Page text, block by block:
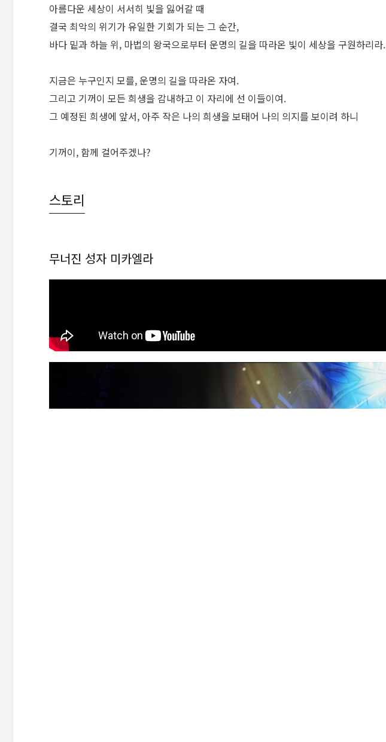
아름다운 세상이 서서히 빛을 잃어갈 때
결국 최악의 위기가 유일한 기회가 되는 그 순간,
바다 밑과 하늘 위, 마법의 왕국으로부터 운명의 길을 따라온 빛이 세상을 구원하리라.
지금은 누구인지 모를, 운명의 길을 따라온 자여.
그리고 기꺼이 모든 희생을 감내하고 이 자리에 선 이들이여.
그 예정된 희생에 앞서, 아주 작은 나의 희생을 보태어 나의 의지를 보이려 하니
기꺼이, 함께 걸어주겠나?
스토리
무너진 성자 미카엘라